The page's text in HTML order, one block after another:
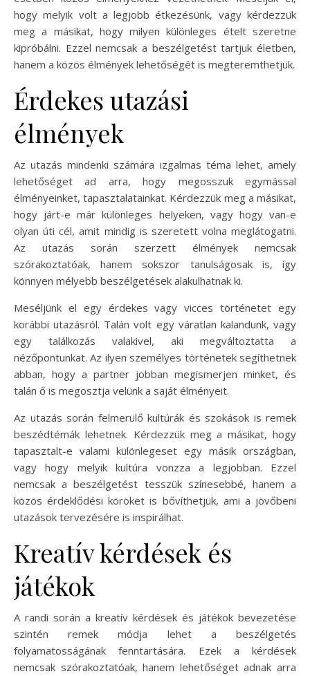
hogy melyik volt a legjobb étkezésünk, vagy kérdezzük
meg a másikat, hogy milyen különleges ételt szeretne
kipróbálni. Ezzel nemcsak a beszélgetést tartjuk életben,
hanem a közös élmények lehetőségét is megteremthetjük.
Érdekes utazási
élmények
Az utazás mindenki számára izgalmas téma lehet, amely
lehetőséget ad arra, hogy megosszuk egymással
élményeinket, tapasztalatainkat. Kérdezzük meg a másikat,
hogy járt-e már különleges helyeken, vagy hogy van-e
olyan úti cél, amit mindig is szeretett volna meglátogatni.
Az utazás során szerzett élmények nemcsak
szórakoztatóak, hanem sokszor tanulságosak is, így
könnyen mélyebb beszélgetések alakulhatnak ki.
Meséljünk el egy érdekes vagy vicces történetet egy
korábbi utazásról. Talán volt egy váratlan kalandunk, vagy
egy találkozás valakivel, aki megváltoztatta a
nézőpontunkat. Az ilyen személyes történetek segíthetnek
abban, hogy a partner jobban megismerjen minket, és
talán ő is megosztja velünk a saját élményeit.
Az utazás során felmerülő kultúrák és szokások is remek
beszédtémák lehetnek. Kérdezzük meg a másikat, hogy
tapasztalt-e valami különlegeset egy másik országban,
vagy hogy melyik kultúra vonzza a legjobban. Ezzel
nemcsak a beszélgetést tesszük színesebbé, hanem a
közös érdeklődési köröket is bővíthetjük, ami a jövőbeni
utazások tervezésére is inspirálhat.
Kreatív kérdések és
játékok
A randi során a kreatív kérdések és játékok bevezetése
szintén remek módja lehet a beszélgetés
folyamatosságának fenntartására. Ezek a kérdések
nemcsak szórakoztatóak, hanem lehetőséget adnak arra